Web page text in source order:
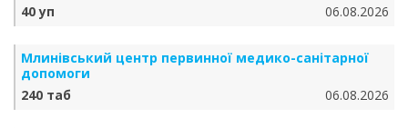
40 уп
06.08.2026
Млинівський центр первинної медико-санітарної
допомоги
240 таб
06.08.2026